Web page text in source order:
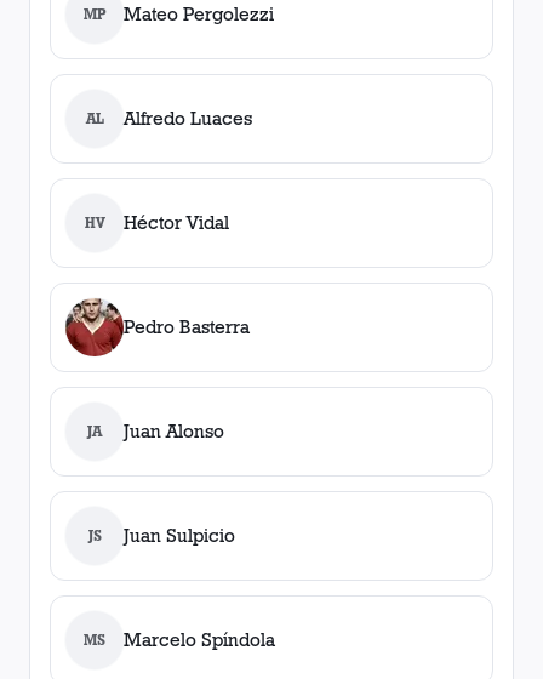
MP Mateo Pergolezzi
AL Alfredo Luaces
HV Héctor Vidal
Pedro Basterra
JA Juan Alonso
JS Juan Sulpicio
MS Marcelo Spíndola